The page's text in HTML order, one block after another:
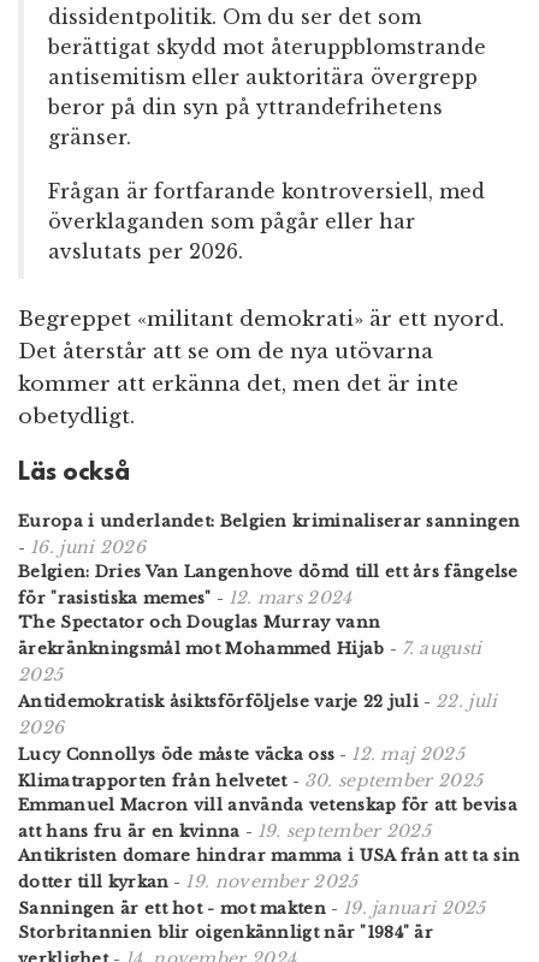
dissidentpolitik. Om du ser det som
berättigat skydd mot återuppblomstrande
antisemitism eller auktoritära övergrepp
beror på din syn på yttrandefrihetens
gränser.
Frågan är fortfarande kontroversiell, med
överklaganden som pågår eller har
avslutats per 2026.
Begreppet «militant demokrati» är ett nyord.
Det återstår att se om de nya utövarna
kommer att erkänna det, men det är inte
obetydligt.
Läs också
Europa i underlandet: Belgien kriminaliserar sanningen
- 16. juni 2026
Belgien: Dries Van Langenhove dömd till ett års fängelse
för "rasistiska memes" - 12. mars 2024
The Spectator och Douglas Murray vann
ärekränkningsmål mot Mohammed Hijab - 7. augusti
2025
Antidemokratisk åsiktsförföljelse varje 22 juli - 22. juli
2026
Lucy Connollys öde måste väcka oss - 12. maj 2025
Klimatrapporten från helvetet- 30. september 2025
Emmanuel Macron vill använda vetenskap för att bevisa
att hans fru är en kvinna - 19. september 2025
Antikristen domare hindrar mamma i USA från att ta sin
dotter till kyrkan - 19. november 2025
Sanningen är ett hot - mot makten- 19. januari 2025
Storbritannien blir oigenkännligt när "1984" är